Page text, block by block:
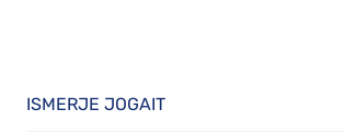
ISMERJE JOGAIT